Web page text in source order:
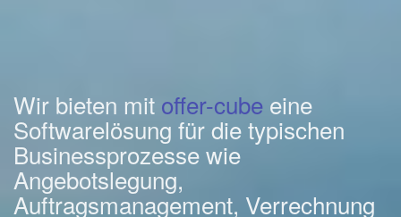
Wir bieten mit offer-cube eine
Softwarelösung für die typischen
Businessprozesse wie
Angebotslegung,
Auftragsmanagement, Verrechnung